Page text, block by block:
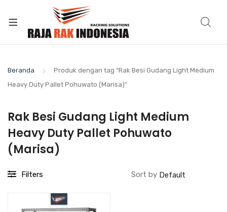
Beranda
Produk dengan tag “Rak Besi Gudang Light Medium
Heavy Duty Pallet Pohuwato (Marisa)”
Rak Besi Gudang Light Medium
Heavy Duty Pallet Pohuwato
(Marisa)
Filters Sort by